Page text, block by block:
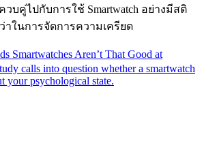
วบคู่ไปกับการใช้ Smartwatch อย่างมีสติ
าในการจัดการความเครียด
Smartwatches Aren’t That Good at
calls into question whether a smartwatch
your psychological state.